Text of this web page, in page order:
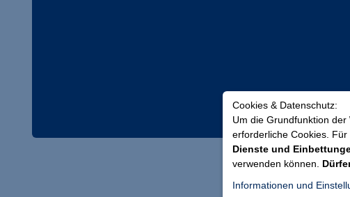
Cookies & Datenschutz:
Um die Grundfunktion
erforderliche Cookies.
Dienste und
verwenden können.
Informationen und